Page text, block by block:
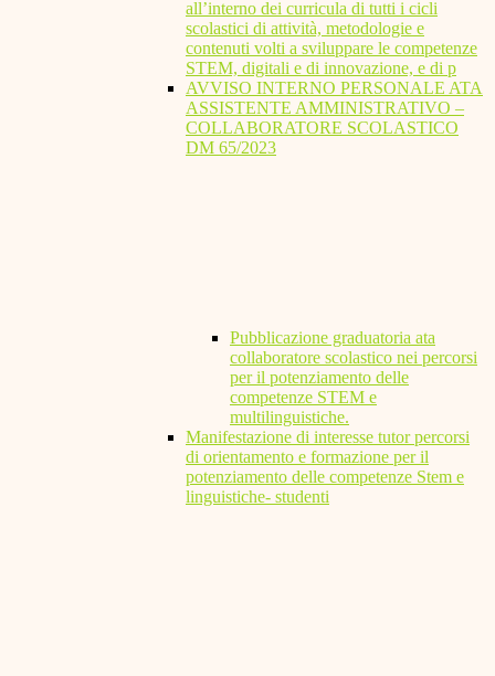
all’interno dei curricula di tutti i cicli
scolastici di attività, metodologie e
contenuti volti a sviluppare le competenze
STEM, digitali e di innovazione, e di p
AVVISO INTERNO PERSONALE ATA
ASSISTENTE AMMINISTRATIVO –
COLLABORATORE SCOLASTICO
DM 65/2023
Pubblicazione graduatoria ata
collaboratore scolastico nei percorsi
per il potenziamento delle
competenze STEM e
multilinguistiche.
Manifestazione di interesse tutor percorsi
di orientamento e formazione per il
potenziamento delle competenze Stem e
linguistiche- studenti